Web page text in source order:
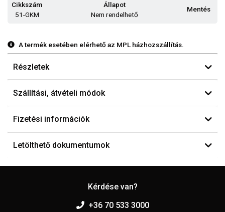
Cikkszám
51-GKM
Állapot
Nem rendelhető
Mentés
A termék esetében elérhető az MPL házhozszállítás.
Részletek
Szállítási, átvételi módok
Fizetési információk
Letölthető dokumentumok
Kérdése van?
+36 70 533 3000